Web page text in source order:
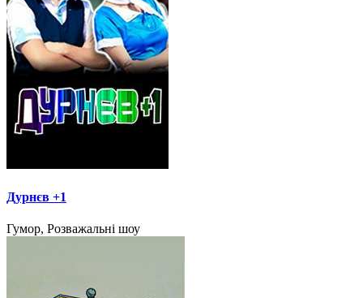
Дурнєв +1
Гумор, Розважальні шоу